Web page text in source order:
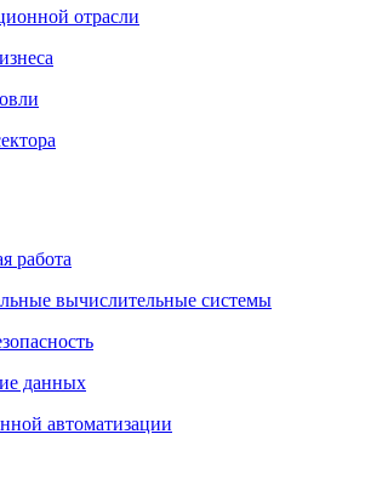
отрасли
работа
вычислительные системы
данных
автоматизации